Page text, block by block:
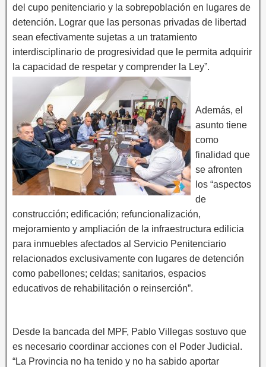
del cupo penitenciario y la sobrepoblación en lugares de
detención. Lograr que las personas privadas de libertad
sean efectivamente sujetas a un tratamiento
interdisciplinario de progresividad que le permita adquirir
la capacidad de respetar y comprender la Ley”.
Además, el
asunto tiene
como
finalidad que
se afronten
los “aspectos
de
construcción; edificación; refuncionalización,
mejoramiento y ampliación de la infraestructura edilicia
para inmuebles afectados al Servicio Penitenciario
relacionados exclusivamente con lugares de detención
como pabellones; celdas; sanitarios, espacios
educativos de rehabilitación o reinserción”.
Desde la bancada del MPF, Pablo Villegas sostuvo que
es necesario coordinar acciones con el Poder Judicial.
“La Provincia no ha tenido y no ha sabido aportar